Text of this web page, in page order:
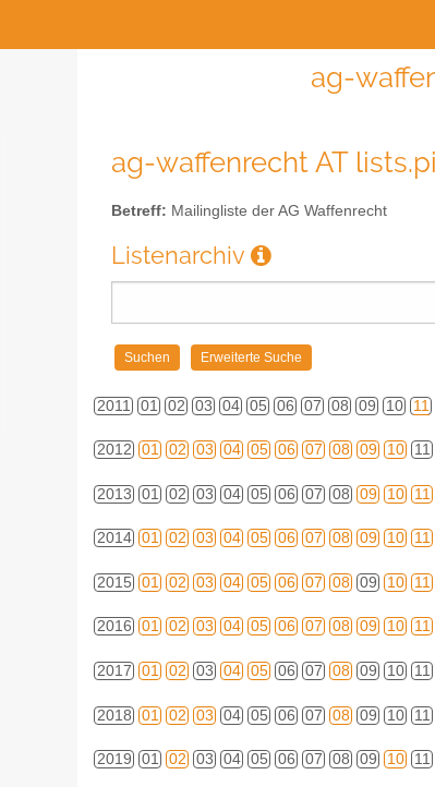
ag-
ag-waffenrecht AT
Betreff: Mailingliste der AG Waffenrecht
Listenarchiv
2011 01 02 03 04 05 06 07 08 09 10 11
2012 01 02 03 04 05 06 07 08 09 10 11
2013 01 02 03 04 05 06 07 08 09 10 11
2014 01 02 03 04 05 06 07 08 09 10 11
2015 01 02 03 04 05 06 07 08 09 10 11
2016 01 02 03 04 05 06 07 08 09 10 11
2017 01 02 03 04 05 06 07 08 09 10 11
2018 01 02 03 04 05 06 07 08 09 10 11
2019 01 02 03 04 05 06 07 08 09 10 11